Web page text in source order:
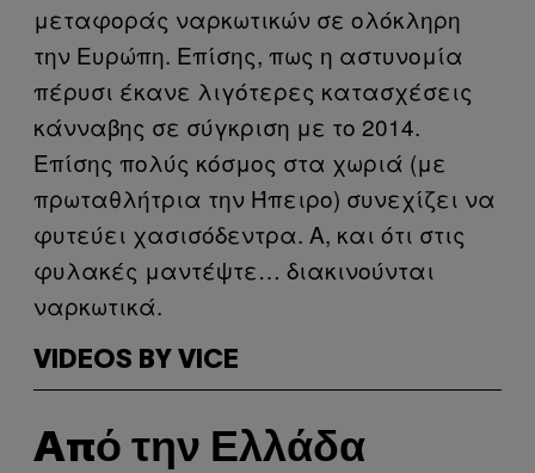
μεταφοράς ναρκωτικών σε ολόκληρη
την Ευρώπη. Επίσης, πως η αστυνομία
πέρυσι έκανε λιγότερες κατασχέσεις
κάνναβης σε σύγκριση με το 2014.
Επίσης πολύς κόσμος στα χωριά (με
πρωταθλήτρια την Ήπειρο) συνεχίζει να
φυτεύει χασισόδεντρα. Α, και ότι στις
φυλακές μαντέψτε… διακινούνται
ναρκωτικά.
VIDEOS BY VICE
Aπό την Ελλάδα